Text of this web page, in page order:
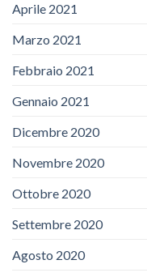
Aprile 2021
Marzo 2021
Febbraio 2021
Gennaio 2021
Dicembre 2020
Novembre 2020
Ottobre 2020
Settembre 2020
Agosto 2020